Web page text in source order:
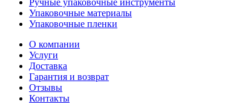
Ручные упаковочные инструменты
Упаковочные материалы
Упаковочные пленки
О компании
Услуги
Доставка
Гарантия и возврат
Отзывы
Контакты